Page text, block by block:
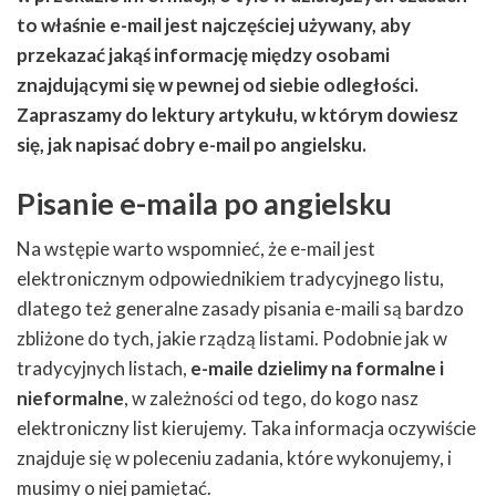
to właśnie e-mail jest najczęściej używany, aby
przekazać jakąś informację między osobami
znajdującymi się w pewnej od siebie odległości.
Zapraszamy do lektury artykułu, w którym dowiesz
się, jak napisać dobry e-mail po angielsku.
Pisanie e-maila po angielsku
Na wstępie warto wspomnieć, że e-mail jest
elektronicznym odpowiednikiem tradycyjnego listu,
dlatego też generalne zasady pisania e-maili są bardzo
zbliżone do tych, jakie rządzą listami. Podobnie jak w
tradycyjnych listach, e-maile dzielimy na formalne i
nieformalne, w zależności od tego, do kogo nasz
elektroniczny list kierujemy. Taka informacja oczywiście
znajduje się w poleceniu zadania, które wykonujemy, i
musimy o niej pamiętać.